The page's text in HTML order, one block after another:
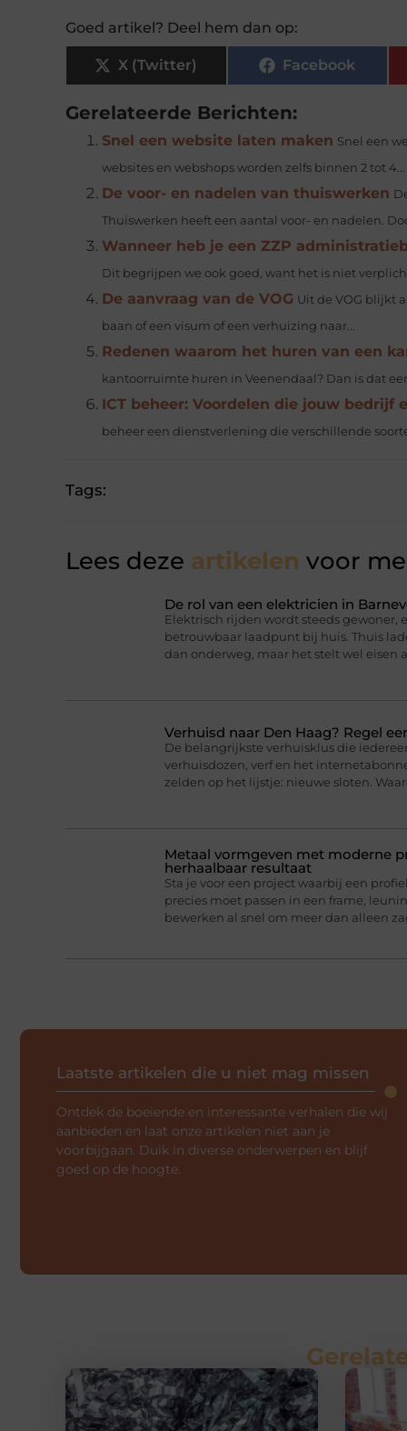
Goed artikel? Deel hem dan op:
X (Twitter) Facebook
Gerelateerde Berichten:
Snel een website laten maken Snel een
websites en webshops worden zelfs binnen 2 tot 4...
De voor- en nadelen van thuiswerken
Thuiswerken heeft een aantal voor- en nadelen.
Wanneer heb je een ZZP
Dit begrijpen we ook goed, want het is niet
De aanvraag van de VOG Uit de VOG blijkt
baan of een visum of een verhuizing naar...
Redenen waarom het huren van een
kantoorruimte huren in Veenendaal? Dan is dat
ICT beheer: Voordelen die jouw bedrijf
beheer een dienstverlening die verschillende
Tags:
Lees deze artikelen voor
De rol van een elektricien in
Elektrisch rijden wordt steeds gewoner,
betrouwbaar laadpunt bij huis. Thuis
dan onderweg, maar het stelt wel eisen
Verhuisd naar Den Haag? Regel
De belangrijkste verhuisklus die
verhuisdozen, verf en het
zelden op het lijstje: nieuwe sloten.
Metaal vormgeven met moderne
herhaalbaar resultaat
Sta je voor een project waarbij een
precies moet passen in een frame,
bewerken al snel om meer dan alleen
Laatste artikelen die u niet mag missen
Ontdek de boeiende en interessante verhalen die wij
aanbieden en laat onze artikelen niet aan je
voorbijgaan. Duik in diverse onderwerpen en blijf
goed op de hoogte.